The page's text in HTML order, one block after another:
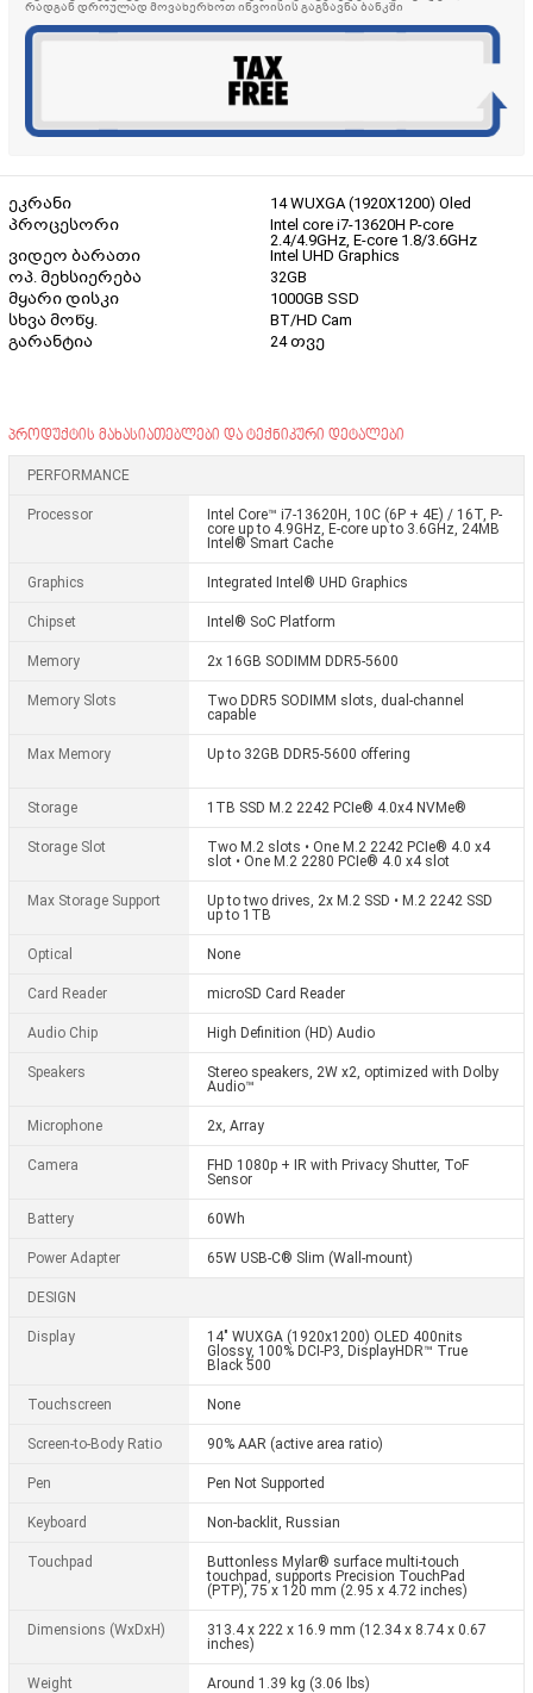
რადგან დროულად მოვახერხოთ ინვოისის გაგზავნა ბანკში
ეკრანი
14 WUXGA (1920X1200) Oled
პროცესორი
Intel core i7-13620H P-core
2.4/4.9GHz, E-core 1.8/3.6GHz
ვიდეო ბარათი
Intel UHD Graphics
ოპ. მეხსიერება
32GB
მყარი დისკი
1000GB SSD
სხვა მოწყ.
BT/HD Cam
გარანტია
24 თვე
პროდუქტის მახასიათებლები და ტექნიკური დეტალები
PERFORMANCE
Processor
Intel Core™ i7-13620H, 10C (6P + 4E) / 16T, P-
core up to 4.9GHz, E-core up to 3.6GHz, 24MB
Intel® Smart Cache
Graphics Integrated Intel® UHD Graphics
Chipset Intel® SoC Platform
Memory 2x 16GB SODIMM DDR5-5600
Memory Slots
Two DDR5 SODIMM slots, dual-channel
capable
Max Memory Up to 32GB DDR5-5600 offering
Storage 1TB SSD M.2 2242 PCIe® 4.0x4 NVMe®
Storage Slot
Two M.2 slots • One M.2 2242 PCIe® 4.0 x4
slot • One M.2 2280 PCIe® 4.0 x4 slot
Max Storage Support
Up to two drives, 2x M.2 SSD • M.2 2242 SSD
up to 1TB
Optical None
Card Reader microSD Card Reader
Audio Chip High Definition (HD) Audio
Speakers
Stereo speakers, 2W x2, optimized with Dolby
Audio™
Microphone 2x, Array
Camera
FHD 1080p + IR with Privacy Shutter, ToF
Sensor
Battery 60Wh
Power Adapter 65W USB-C® Slim (Wall-mount)
DESIGN
Display
14" WUXGA (1920x1200) OLED 400nits
Glossy, 100% DCI-P3, DisplayHDR™ True
Black 500
Touchscreen None
Screen-to-Body Ratio 90% AAR (active area ratio)
Pen Pen Not Supported
Keyboard Non-backlit, Russian
Touchpad
Buttonless Mylar® surface multi-touch
touchpad, supports Precision TouchPad
(PTP), 75 x 120 mm (2.95 x 4.72 inches)
Dimensions (WxDxH)
313.4 x 222 x 16.9 mm (12.34 x 8.74 x 0.67
inches)
Weight Around 1.39 kg (3.06 lbs)